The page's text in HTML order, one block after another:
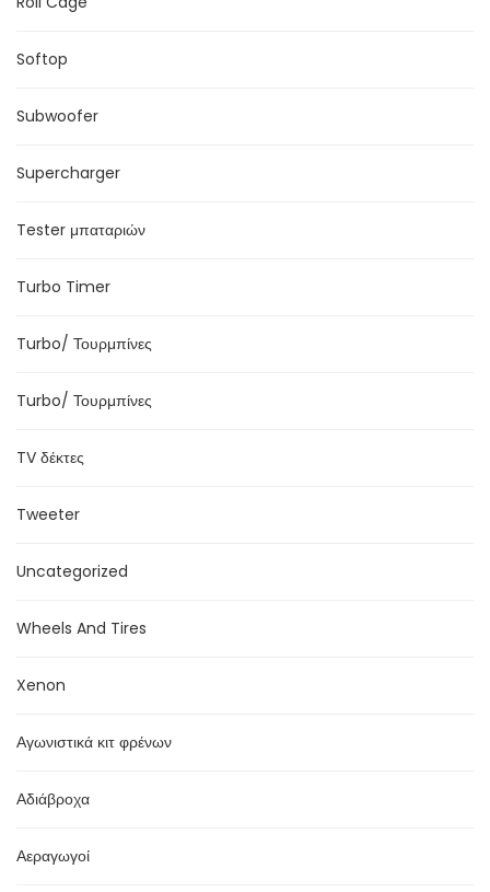
Softop
Subwoofer
Supercharger
Tester μπαταριών
Turbo Timer
Turbo/ Τουρμπίνες
Turbo/ Τουρμπίνες
TV δέκτες
Tweeter
Uncategorized
Wheels And Tires
Xenon
Αγωνιστικά κιτ φρένων
Αδιάβροχα
Αεραγωγοί